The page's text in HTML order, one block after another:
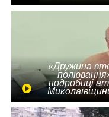
«Дружина
подробиці